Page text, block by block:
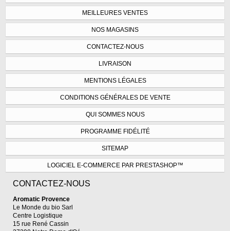
MEILLEURES VENTES
NOS MAGASINS
CONTACTEZ-NOUS
LIVRAISON
MENTIONS LÉGALES
CONDITIONS GÉNÉRALES DE VENTE
QUI SOMMES NOUS
PROGRAMME FIDÉLITÉ
SITEMAP
LOGICIEL E-COMMERCE PAR PRESTASHOP™
CONTACTEZ-NOUS
Aromatic Provence
Le Monde du bio Sarl
Centre Logistique
15 rue René Cassin